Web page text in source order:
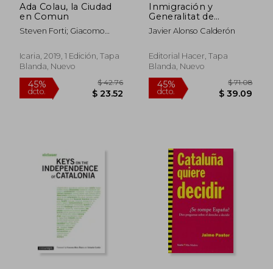
Ada Colau, la Ciudad
en Comun
Steven Forti; Giacomo
Icaria, 2019, 1 Edición, Tapa
Blanda, Nuevo
Inmigración y
Generalitat de
Cataluña (1977-2010)
Javier Alonso Calderón
Editorial Hacer, Tapa
Blanda, Nuevo
45%
dcto.